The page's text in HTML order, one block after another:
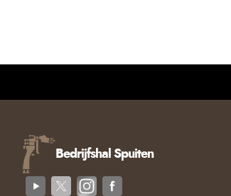
Bedrijfshal Spuiten